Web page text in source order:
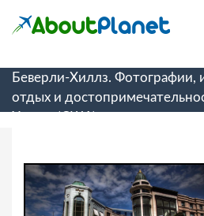
Беверли-Хиллз. Фотографии,
отдых и